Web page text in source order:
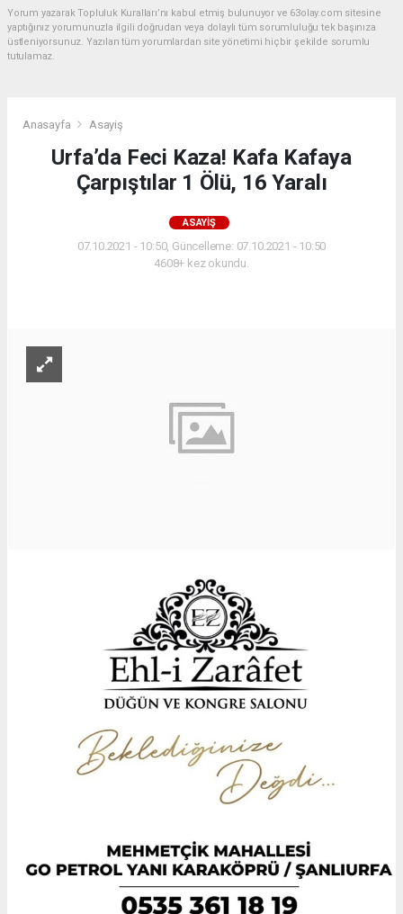
Yorum yazarak Topluluk Kuralları’nı kabul etmiş bulunuyor ve 63olay.com sitesine
yaptığınız yorumunuzla ilgili doğrudan veya dolaylı tüm sorumluluğu tek başınıza
üstleniyorsunuz. Yazılan tüm yorumlardan site yönetimi hiçbir şekilde sorumlu
tutulamaz.
Anasayfa Asayiş
Urfa’da Feci Kaza! Kafa Kafaya
Çarpıştılar 1 Ölü, 16 Yaralı
ASAYIŞ
07.10.2021 - 10:50, Güncelleme: 07.10.2021 - 10:50
4608+ kez okundu.